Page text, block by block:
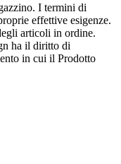
I termini di
effettive esigenze.
articoli in ordine.
ha il diritto di
in cui il Prodotto